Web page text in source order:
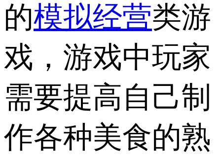
的模拟经营类游
戏，游戏中玩家
需要提高自己制
作各种美食的熟